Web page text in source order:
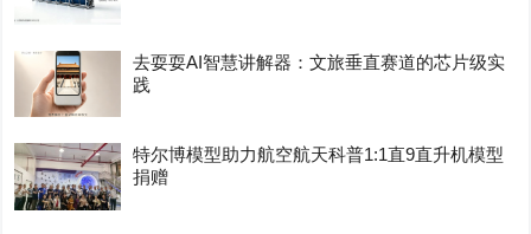
去耍耍AI智慧讲解器：文旅垂直赛道的芯片级实
践
特尔博模型助力航空航天科普1:1直9直升机模型
捐赠